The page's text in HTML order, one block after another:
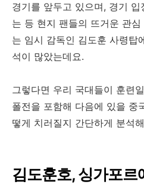
경기를 앞두고 있으며, 경기
는 등 현지 팬들의 뜨거운 관
는 임시 감독인 김도훈 사령탑
석이 많았는데요.
그렇다면 우리 국대들이 훈련
폴전을 포함해 다음에 있을 중
떻게 치러질지 간단하게 분석
김도훈호, 싱가포르